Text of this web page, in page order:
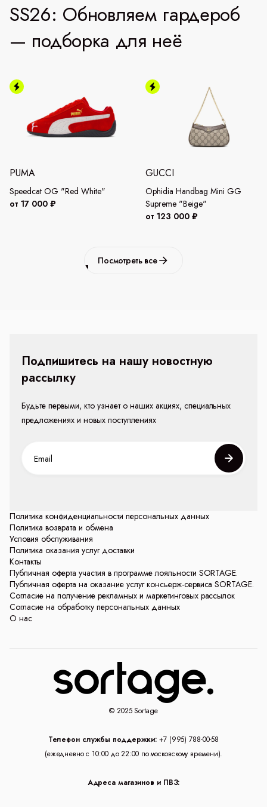
SS26: Обновляем гардероб
— подборка для неё
PUMA
Speedcat OG "Red White"
от 17 000 ₽
GUCCI
Ophidia Handbag Mini GG
Supreme "Beige"
от 123 000 ₽
Посмотреть все
Политика конфиденциальности персональных данных
Политика возврата и обмена
Условия обслуживания
Политика оказания услуг доставки
Контакты
Публичная оферта участия в программе лояльности SORTAGE.
Публичная оферта на оказание услуг консьерж-сервиса SORTAGE.
Согласие на получение рекламных и маркетинговых рассылок
Согласие на обработку персональных данных
О нас
Подпишитесь на нашу новостную
рассылку
Будьте первыми, кто узнает о наших акциях, специальных
предложениях и новых поступлениях
© 2025 Sortage
Телефон службы поддержки: +7 (995) 788-00-58
(ежедневно с 10:00 до 22:00 по московскому времени).
Адреса магазинов и ПВЗ: